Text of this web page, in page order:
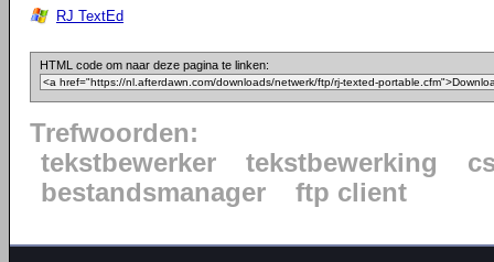
RJ TextEd
HTML code om naar deze pagina te linken:
Trefwoorden:
tekstbewerker
tekstbewerking
bestandsmanager
ftp client